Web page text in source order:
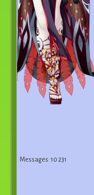
Messages: 10 231